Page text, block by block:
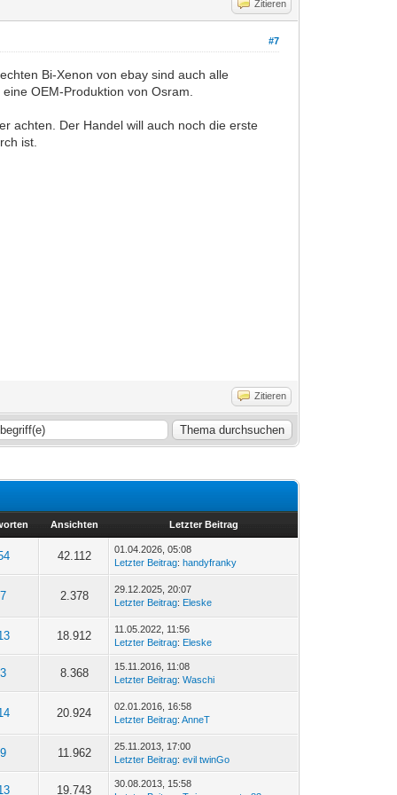
Zitieren
#7
Bi-Xenon von ebay sind auch alle
OEM-Produktion von Osram.
achten. Der Handel will auch noch die erste
ist.
Zitieren
Ansichten Letzter Beitrag
42.112
01.04.2026, 05:08
Letzter Beitrag:handyfranky
7 2.378
29.12.2025, 20:07
Letzter Beitrag: Eleske
18.912
11.05.2022, 11:56
Letzter Beitrag: Eleske
3 8.368
15.11.2016, 11:08
Letzter Beitrag:Waschi
20.924
02.01.2016, 16:58
Letzter Beitrag:AnneT
9 11.962
25.11.2013, 17:00
Letzter Beitrag:evil twinGo
19.743
30.08.2013, 15:58